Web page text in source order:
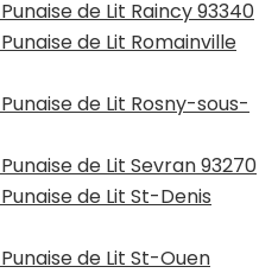
de Lit Raincy 93340
de Lit Romainville
de Lit Rosny-sous-
de Lit Sevran 93270
de Lit St-Denis
de Lit St-Ouen